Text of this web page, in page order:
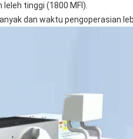
tinggi (1800 MFI).
dan waktu pengoperasian